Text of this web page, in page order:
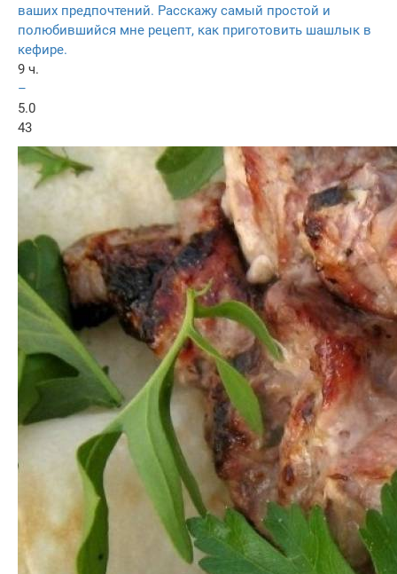
ваших предпочтений. Расскажу самый простой и
полюбившийся мне рецепт, как приготовить шашлык в
кефире.
9 ч.
–
5.0
43